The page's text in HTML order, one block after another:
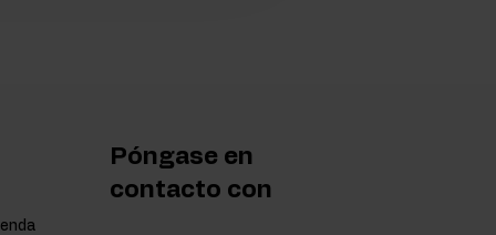
Póngase en
contacto con